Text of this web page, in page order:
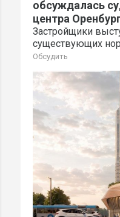
обсуждалась
центра
Застройщики
существующих
Обсудить